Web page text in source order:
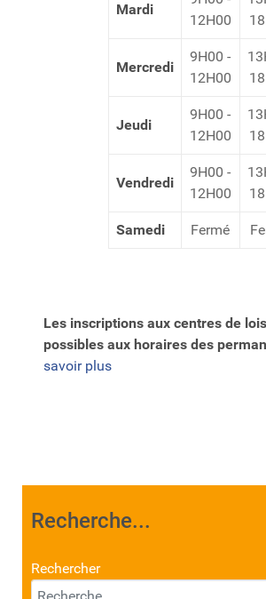
Mardi
12H00
Mercredi
9H00 -
12H00
Jeudi
9H00 -
12H00
Vendredi
9H00 -
12H00
Samedi Fermé
Les inscriptions aux centres de
possibles aux horaires des
savoir plus
Recherche...
Rechercher